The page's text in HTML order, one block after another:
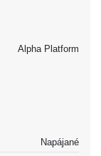
Alpha Platform
Napájané